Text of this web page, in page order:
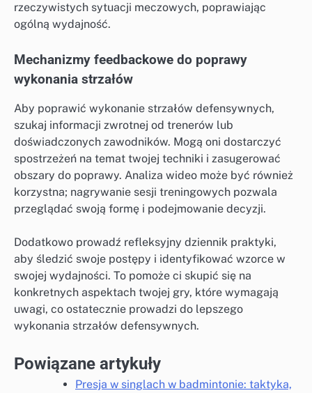
rzeczywistych sytuacji meczowych, poprawiając
ogólną wydajność.
Mechanizmy feedbackowe do poprawy
wykonania strzałów
Aby poprawić wykonanie strzałów defensywnych,
szukaj informacji zwrotnej od trenerów lub
doświadczonych zawodników. Mogą oni dostarczyć
spostrzeżeń na temat twojej techniki i zasugerować
obszary do poprawy. Analiza wideo może być również
korzystna; nagrywanie sesji treningowych pozwala
przeglądać swoją formę i podejmowanie decyzji.
Dodatkowo prowadź refleksyjny dziennik praktyki,
aby śledzić swoje postępy i identyfikować wzorce w
swojej wydajności. To pomoże ci skupić się na
konkretnych aspektach twojej gry, które wymagają
uwagi, co ostatecznie prowadzi do lepszego
wykonania strzałów defensywnych.
Powiązane artykuły
Presja w singlach w badmintonie: taktyka,